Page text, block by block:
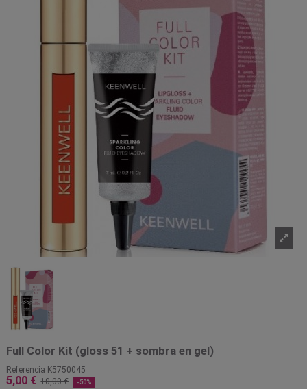
Full Color Kit (gloss 51 + sombra en gel)
Referencia K5750045
5,00 € 10,00 € -50%